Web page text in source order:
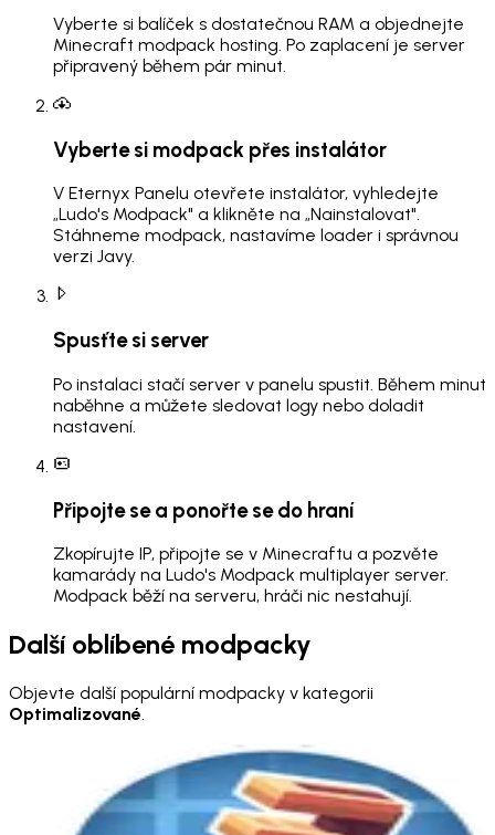
Vyberte si balíček s dostatečnou RAM a objednejte
Minecraft modpack hosting. Po zaplacení je server
připravený během pár minut.
Vyberte si modpack přes instalátor
V Eternyx Panelu otevřete instalátor, vyhledejte
„Ludo's Modpack" a klikněte na „Nainstalovat".
Stáhneme modpack, nastavíme loader i správnou
verzi Javy.
Spusťte si server
Po instalaci stačí server v panelu spustit. Během minut
naběhne a můžete sledovat logy nebo doladit
nastavení.
Připojte se a ponořte se do hraní
Zkopírujte IP, připojte se v Minecraftu a pozvěte
kamarády na Ludo's Modpack multiplayer server.
Modpack běží na serveru, hráči nic nestahují.
Další oblíbené modpacky
Objevte další populární modpacky v kategorii
Optimalizované.